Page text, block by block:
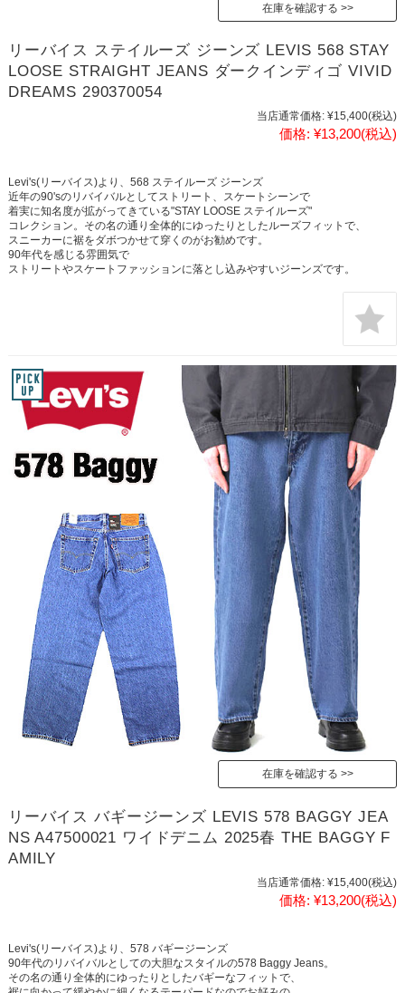
在庫を確認する
リーバイス ステイルーズ ジーンズ LEVIS 568 STAY
LOOSE STRAIGHT JEANS ダークインディゴ VIVID
DREAMS 290370054
当店通常価格: ¥15,400(税込)
価格: ¥13,200(税込)
Levi's(リーバイス)より、568 ステイルーズ ジーンズ
近年の90'sのリバイバルとしてストリート、スケートシーンで
着実に知名度が拡がってきている"STAY LOOSE ステイルーズ"
コレクション。その名の通り全体的にゆったりとしたルーズフィットで、
スニーカーに裾をダボつかせて穿くのがお勧めです。
90年代を感じる雰囲気で
ストリートやスケートファッションに落とし込みやすいジーンズです。
在庫を確認する
リーバイス バギージーンズ LEVIS 578 BAGGY JEA
NS A47500021 ワイドデニム 2025春 THE BAGGY F
AMILY
当店通常価格: ¥15,400(税込)
価格: ¥13,200(税込)
Levi's(リーバイス)より、578 バギージーンズ
90年代のリバイバルとしての大胆なスタイルの578 Baggy Jeans。
その名の通り全体的にゆったりとしたバギーなフィットで、